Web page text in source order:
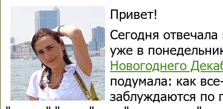
Привет!
Сегодня
уже в
Новогоднего
подумала: как
заблуждаются по